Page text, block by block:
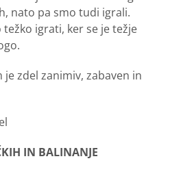
nato pa smo tudi igrali.
igrati, ker se je težje
je zdel zanimiv, zabaven in
IN BALINANJE